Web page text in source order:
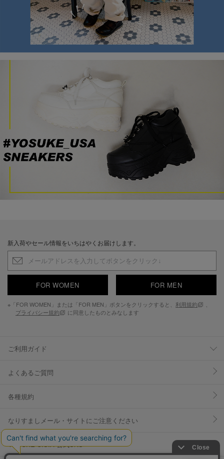
新入荷やセール情報をいちはやくお届けします。
FOR WOMEN FOR MEN
※「FOR WOMEN」または「FOR MEN」ボタンをクリックすると、 利用規約
プライバシー規約
に同意したものとみなします
ご利用ガイド
よくあるご質問
各種規約
なりすましメール・サイトにご注意ください
YOSUKE U.S.A 公式SNS